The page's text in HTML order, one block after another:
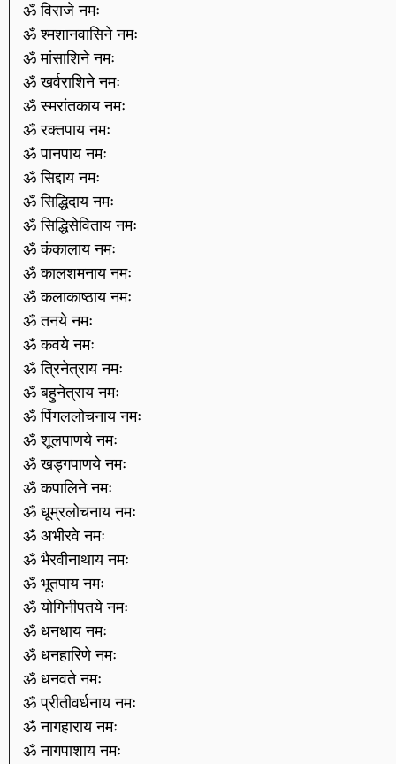
ॐ विराजे नमः
ॐ श्मशानवासिने नमः
ॐ मांसाशिने नमः
ॐ खर्वराशिने नमः
ॐ स्मरांतकाय नमः
ॐ रक्तपाय नमः
ॐ पानपाय नमः
ॐ सिद्दाय नमः
ॐ सिद्धिदाय नमः
ॐ सिद्धिसेविताय नमः
ॐ कंकालाय नमः
ॐ कालशमनाय नमः
ॐ कलाकाष्ठाय नमः
ॐ तनये नमः
ॐ कवये नमः
ॐ त्रिनेत्राय नमः
ॐ बहुनेत्राय नमः
ॐ पिंगललोचनाय नमः
ॐ शूलपाणये नमः
ॐ खड्गपाणये नमः
ॐ कपालिने नमः
ॐ धूम्रलोचनाय नमः
ॐ अभीरवे नमः
ॐ भैरवीनाथाय नमः
ॐ भूतपाय नमः
ॐ योगिनीपतये नमः
ॐ धनधाय नमः
ॐ धनहारिणे नमः
ॐ धनवते नमः
ॐ प्रीतीवर्धनाय नमः
ॐ नागहाराय नमः
ॐ नागपाशाय नमः